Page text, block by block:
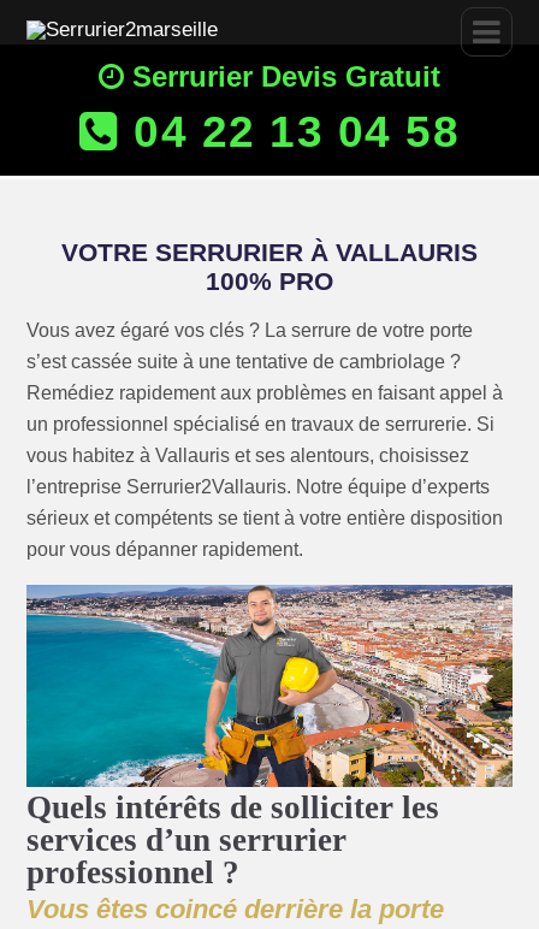
Serrurier Devis Gratuit
04 22 13 04 58
VOTRE SERRURIER À VALLAURIS
100% PRO
Vous avez égaré vos clés ? La serrure de votre porte
s’est cassée suite à une tentative de cambriolage ?
Remédiez rapidement aux problèmes en faisant appel à
un professionnel spécialisé en travaux de serrurerie. Si
vous habitez à Vallauris et ses alentours, choisissez
l’entreprise Serrurier2Vallauris. Notre équipe d’experts
sérieux et compétents se tient à votre entière disposition
pour vous dépanner rapidement.
Quels intérêts de solliciter les
services d’un serrurier
professionnel ?
Vous êtes coincé derrière la porte